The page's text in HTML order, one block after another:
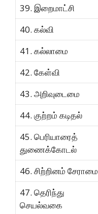
39. இறைமாட்சி
40. கல்வி
41. கல்லாமை
42. கேள்வி
43. அறிவுடைமை
44. குற்றம் கடிதல்
45. பெரியாரைத்
துணைக்கோடல்
46. சிற்றினம் சேராமை
47. தெரிந்து
செயல்வகை